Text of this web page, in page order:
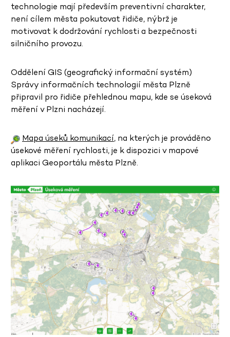
technologie mají především preventivní charakter,
není cílem města pokutovat řidiče, nýbrž je
motivovat k dodržování rychlosti a bezpečnosti
silničního provozu.
Oddělení GIS (geografický informační systém)
Správy informačních technologií města Plzně
připravil pro řidiče přehlednou mapu, kde se úseková
měření v Plzni nacházejí.
Mapa úseků komunikací, na kterých je prováděno
úsekové měření rychlosti, je k dispozici v mapové
aplikaci Geoportálu města Plzně.